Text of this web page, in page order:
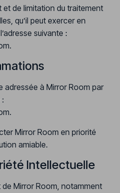
et de limitation du traitement
qu’il peut exercer en
suivante :
.
adressée à Mirror Room par
.
Mirror Room en priorité
amiable.
Intellectuelle
Mirror Room, notamment